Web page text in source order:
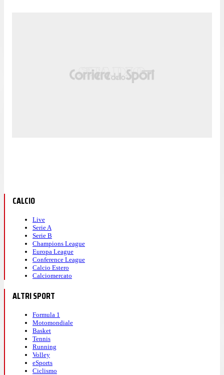
CALCIO
Live
Serie A
Serie B
Champions League
Europa League
Conference League
Calcio Estero
Calciomercato
ALTRI SPORT
Formula 1
Motomondiale
Basket
Tennis
Running
Volley
eSports
Ciclismo